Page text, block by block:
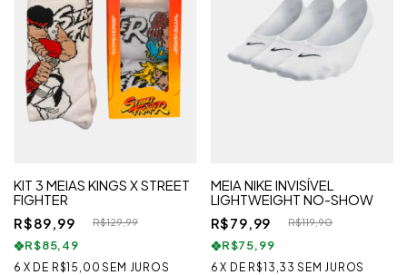
KIT 3 MEIAS KINGS X STREET
FIGHTER
R$89,99
R$129,99
R$85,49
6 X DE R$15,00 SEM JUROS
MEIA NIKE INVISÍVEL
LIGHTWEIGHT NO-SHOW
R$79,99
R$119,90
R$75,99
6 X DE R$13,33 SEM JUROS